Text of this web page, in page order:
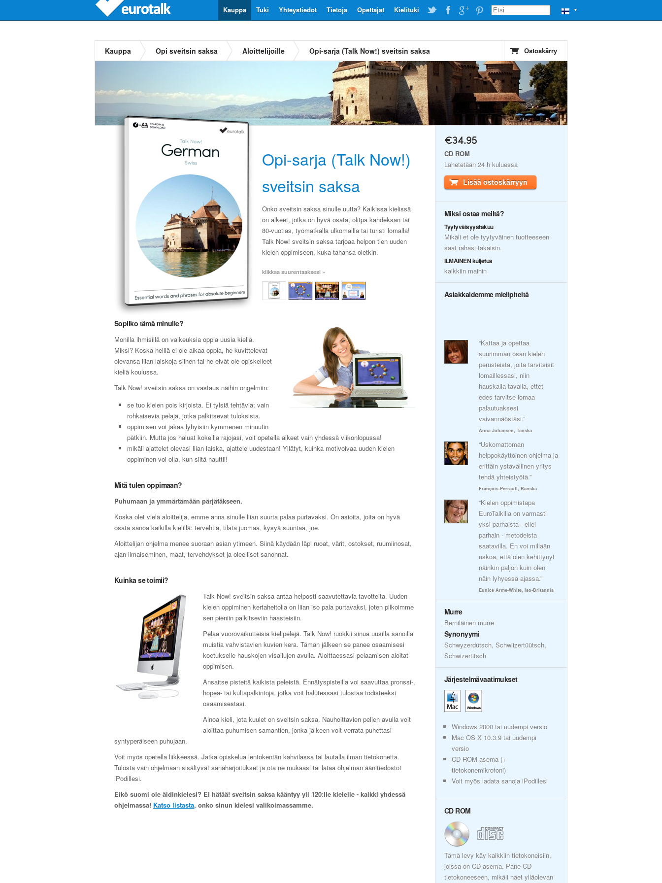
▼
Kielituki
Opettajat
Tietoja
Yhteystiedot
Tuki
Kauppa
Kauppa Opi sveitsin saksa Aloittelijoille Opi-sarja (Talk Now!) sveitsin saksa Ostoskärry
Opi-sarja (Talk Now!)
sveitsin saksa
Onko sveitsin saksa sinulle uutta? Kaikissa kielissä
on alkeet, jotka on hyvä osata, olitpa kahdeksan tai
80-vuotias, työmatkalla ulkomailla tai turisti lomalla!
Talk Now! sveitsin saksa tarjoaa helpon tien uuden
kielen oppimiseen, kuka tahansa oletkin.
klikkaa suurentaaksesi »
Sopiiko tämä minulle?
Monilla ihmisillä on vaikeuksia oppia uusia kieliä.
Miksi? Koska heillä ei ole aikaa oppia, he kuvittelevat
olevansa liian laiskoja siihen tai he eivät ole opiskelleet
kieliä koulussa.
Talk Now! sveitsin saksa on vastaus näihin ongelmiin:
se tuo kielen pois kirjoista. Ei tylsiä tehtäviä; vain
rohkaisevia pelajä, jotka palkitsevat tuloksista.
oppimisen voi jakaa lyhyisiin kymmenen minuutin
pätkiin. Mutta jos haluat kokeilla rajojasi, voit opetella alkeet vain yhdessä viikonlopussa!
mikäli ajattelet olevasi liian laiska, ajattele uudestaan! Yllätyt, kuinka motivoivaa uuden kielen
oppiminen voi olla, kun siitä nauttii!
Mitä tulen oppimaan?
Puhumaan ja ymmärtämään pärjätäkseen.
Koska olet vielä aloittelija, emme anna sinulle liian suurta palaa purtavaksi. On asioita, joita on hyvä
osata sanoa kaikilla kielillä: tervehtiä, tilata juomaa, kysyä suuntaa, jne.
Aloittelijan ohjelma menee suoraan asian ytimeen. Siinä käydään läpi ruoat, värit, ostokset, ruumiinosat,
ajan ilmaiseminen, maat, tervehdykset ja oleelliset sanonnat.
Kuinka se toimii?
Talk Now! sveitsin saksa antaa helposti saavutettavia tavotteita. Uuden
kielen oppiminen kertaheitolla on liian iso pala purtavaksi, joten pilkoimme
sen pieniin palkitseviin haasteisiin.
Pelaa vuorovaikutteisia kielipelejä. Talk Now! ruokkii sinua uusilla sanoilla
muistia vahvistavien kuvien kera. Tämän jälkeen se panee osaamisesi
koetukselle hauskojen visailujen avulla. Aloittaessasi pelaamisen aloitat
oppimisen.
Ansaitse pisteitä kaikista peleistä. Ennätyspisteillä voi saavuttaa pronssi-,
hopea- tai kultapalkintoja, jotka voit halutessasi tulostaa todisteeksi
osaamisestasi.
Ainoa kieli, jota kuulet on sveitsin saksa. Nauhoittavien pelien avulla voit
aloittaa puhumisen samantien, jonka jälkeen voit verrata puhettasi
syntyperäiseen puhujaan.
Voit myös opetella liikkeessä. Jatka opiskelua lentokentän kahvilassa tai lautalla ilman tietokonetta.
Tulosta vain ohjelmaan sisältyvät sanaharjoitukset ja ota ne mukaasi tai lataa ohjelman äänitiedostot
iPodillesi.
Eikö suomi ole äidinkielesi? Ei hätää! sveitsin saksa kääntyy yli 120:lle kielelle - kaikki yhdessä
ohjelmassa! Katso listasta, onko sinun kielesi valikoimassamme.
€34.95
CD ROM
Lähetetään 24 h kuluessa
Lisää ostoskärryyn
Miksi ostaa meiltä?
Tyytyväisyystakuu
Mikäli et ole tyytyväinen tuotteeseen
saat rahasi takaisin.
ILMAINEN kuljetus
kaikkiin maihin
Asiakkaidemme mielipiteitä
“Kattaa ja opettaa
suurimman osan kielen
perusteista, joita tarvitsisit
lomaillessasi, niin
hauskalla tavalla, ettet
edes tarvitse lomaa
palautuaksesi
vaivannäöstäsi.”
Anna Johansen, Tanska
“Uskomattoman
helppokäyttöinen ohjelma ja
erittäin ystävällinen yritys
tehdä yhteistyötä.”
François Perrault, Ranska
“Kielen oppimistapa
EuroTalkilla on varmasti
yksi parhaista - ellei
parhain - metodeista
saatavilla. En voi millään
uskoa, että olen kehittynyt
näinkin paljon kuin olen
näin lyhyessä ajassa.”
Eunice Arme-White, Iso-Britannia
Murre
Berniläinen murre
Synonyymi
Schwyzerdütsch, Schwiizertüütsch,
Schwizertitsch
Järjestelmävaatimukset
Windows 2000 tai uudempi versio
Mac OS X 10.3.9 tai uudempi
versio
CD ROM asema (+
tietokonemikrofoni)
Voit myös ladata sanoja iPodillesi
CD ROM
Tämä levy käy kaikkiin tietokoneisiin,
joissa on CD-asema. Pane CD
tietokoneeseen, mikäli näet ylläolevan